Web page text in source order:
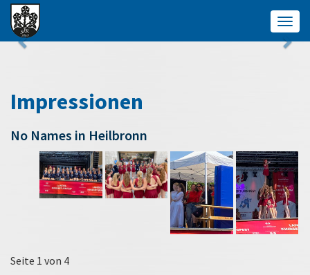
Impressionen
No Names in Heilbronn
Seite 1 von 4